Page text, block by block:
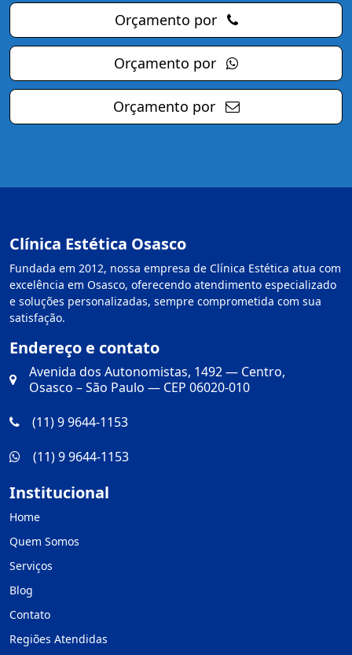
Orçamento por
Orçamento por
Orçamento por
Clínica Estética Osasco
Fundada em 2012, nossa empresa de Clínica Estética atua com
excelência em Osasco, oferecendo atendimento especializado
e soluções personalizadas, sempre comprometida com sua
satisfação.
Endereço e contato
Avenida dos Autonomistas, 1492 — Centro,
Osasco – São Paulo — CEP 06020-010
(11) 9 9644-1153
(11) 9 9644-1153
Institucional
Home
Quem Somos
Serviços
Blog
Contato
Regiões Atendidas